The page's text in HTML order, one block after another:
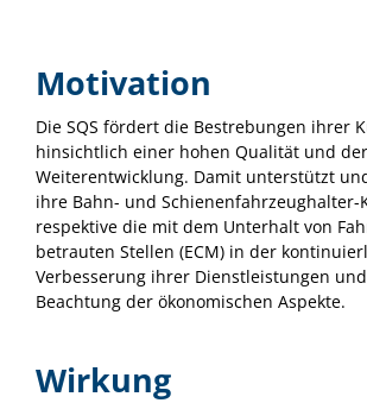
Motivation
Die SQS fördert die Bestrebungen ihrer
hinsichtlich einer hohen Qualität und
Weiterentwicklung. Damit unterstützt
ihre Bahn- und Schienenfahrzeughalter-
respektive die mit dem Unterhalt von
betrauten Stellen (ECM) in der
Verbesserung ihrer Dienstleistungen
Beachtung der ökonomischen Aspekte.
Wirkung